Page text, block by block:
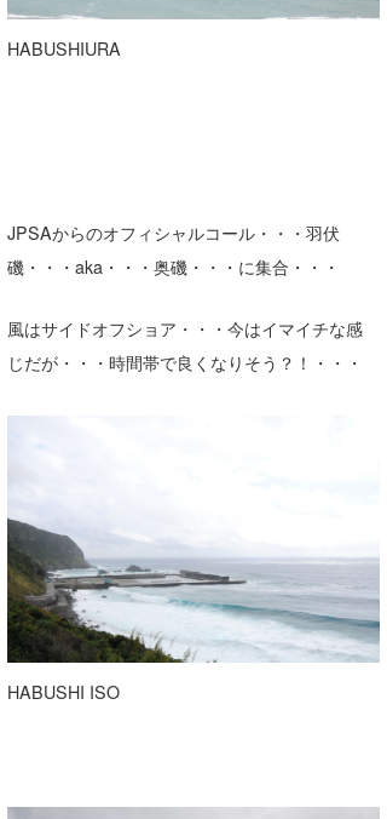
HABUSHIURA
JPSAからのオフィシャルコール・・・羽伏
磯・・・aka・・・奥磯・・・に集合・・・
風はサイドオフショア・・・今はイマイチな感
じだが・・・時間帯で良くなりそう？！・・・
HABUSHI ISO
まっきー
三輪予報士
小川予報士
SancheZ
ゴン
米山予報士